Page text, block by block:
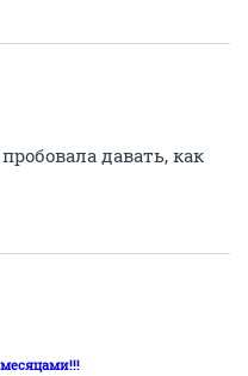
давать, как